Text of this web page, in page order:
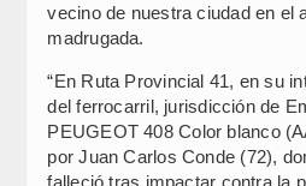
vecino de nuestra ciudad en el
madrugada.
“En Ruta Provincial 41, en su
del ferrocarril, jurisdicción de
PEUGEOT 408 Color blanco
por Juan Carlos Conde (72),